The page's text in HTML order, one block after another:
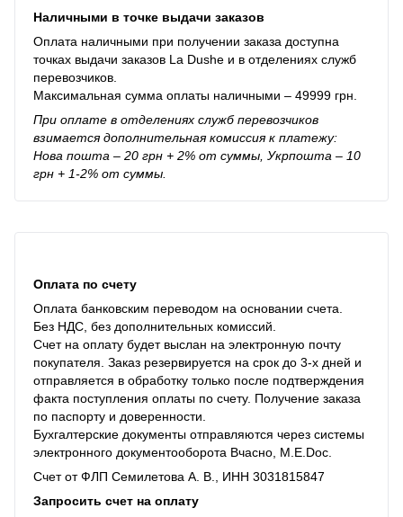
Наличными в точке выдачи заказов
Оплата наличными при получении заказа доступна
точках выдачи заказов La Dushe и в отделениях служб
перевозчиков.
Максимальная сумма оплаты наличными – 49999 грн.
При оплате в отделениях служб перевозчиков
взимается дополнительная комиссия к платежу:
Нова пошта – 20 грн + 2% от суммы, Укрпошта – 10
грн + 1-2% от суммы.
Оплата по счету
Оплата банковским переводом на основании счета.
Без НДС, без дополнительных комиссий.
Счет на оплату будет выслан на электронную почту
покупателя. Заказ резервируется на срок до 3-х дней и
отправляется в обработку только после подтверждения
факта поступления оплаты по счету. Получение заказа
по паспорту и доверенности.
Бухгалтерские документы отправляются через системы
электронного документооборота Вчасно, M.E.Doc.
Счет от ФЛП Семилетова А. В., ИНН 3031815847
Запросить счет на оплату